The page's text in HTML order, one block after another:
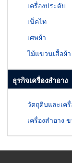
เครื่องประดับ
เน็คไท
เศษผ้า
ไม้แขวนเสื้อผ้า
ธุรกิจเครื่องสำอาง
วัตถุดิบและเค
เครื่องสำอาง